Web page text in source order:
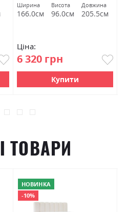
Ширина
166.0см
Висота
96.0см
Довжина
205.5см
Ціна:
6 320 грн
Купити
ТОВАРИ
НОВИНКА
-10%